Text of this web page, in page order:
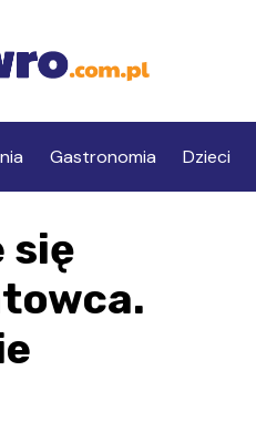
Gastronomia Dzieci
się